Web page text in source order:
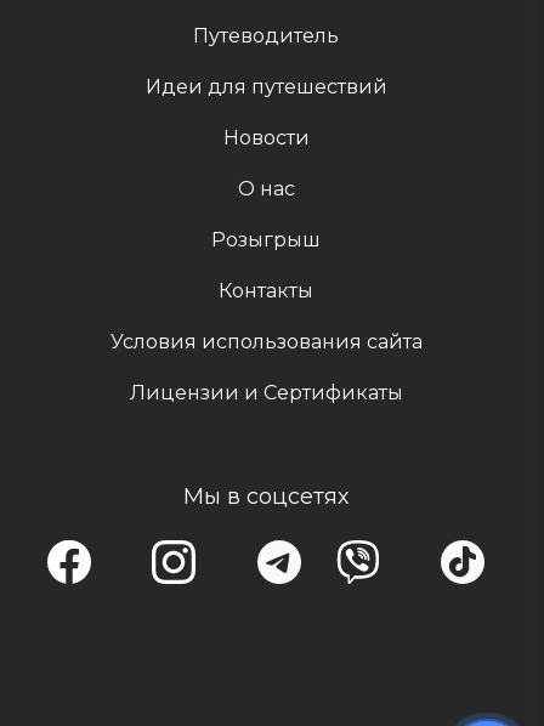
Путеводитель
Идеи для путешествий
Новости
О нас
Розыгрыш
Контакты
Условия использования сайта
Лицензии и Сертификаты
Мы в соцсетях